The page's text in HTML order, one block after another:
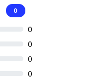
0
0
0
0
0